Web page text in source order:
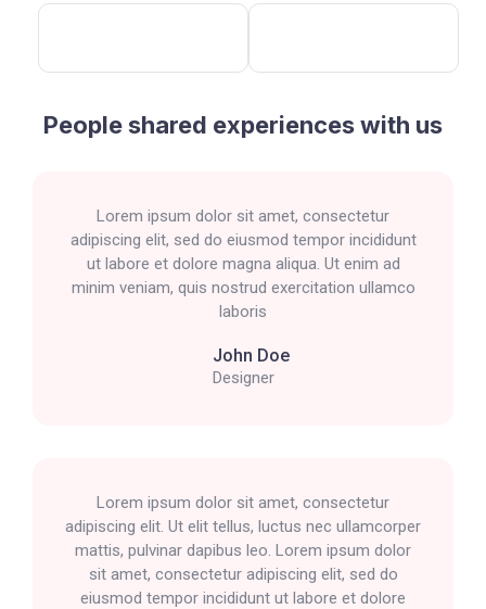
People shared experiences with us
Lorem ipsum dolor sit amet, consectetur
adipiscing elit, sed do eiusmod tempor incididunt
ut labore et dolore magna aliqua. Ut enim ad
minim veniam, quis nostrud exercitation ullamco
laboris
John Doe
Designer
Lorem ipsum dolor sit amet, consectetur
adipiscing elit. Ut elit tellus, luctus nec ullamcorper
mattis, pulvinar dapibus leo. Lorem ipsum dolor
sit amet, consectetur adipiscing elit, sed do
eiusmod tempor incididunt ut labore et dolore